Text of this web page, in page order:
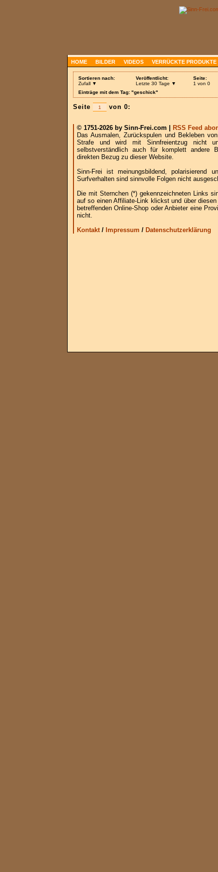
HOME BILDER VIDEOS VERRÜCKTE PRODUKTE
Sortieren nach:
Zufall ▼
Veröffentlicht:
Letzte 30 Tage ▼
Seite:
1 von 0
Einträge mit dem Tag: "geschick"
Seite von 0:
© 1751-2026 by Sinn-Frei.com |
RSS Feed
Das Ausmalen, Zurückspulen und Bekleben
Strafe und wird mit Sinnfreientzug nicht
selbstverständlich auch für komplett andere
direkten Bezug zu dieser Website.
Sinn-Frei ist meinungsbildend, polarisierend
Surfverhalten sind sinnvolle Folgen nicht
Die mit Sternchen (*) gekennzeichneten Links
auf so einen Affiliate-Link klickst und über
betreffenden Online-Shop oder Anbieter eine
nicht.
Kontakt/ Impressum / Datenschutzerklärung